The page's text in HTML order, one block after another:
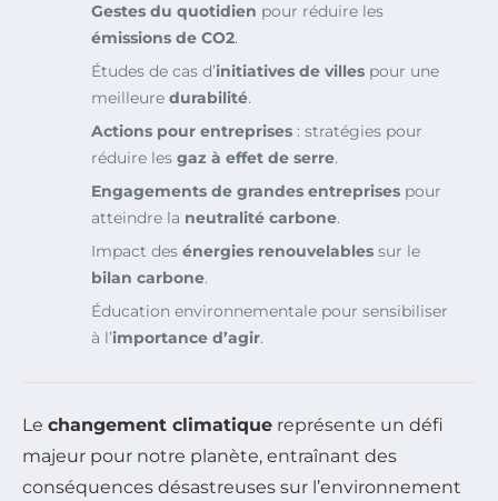
Gestes du quotidien pour réduire les
émissions de CO2.
Études de cas d’initiatives de villes pour une
meilleure durabilité.
Actions pour entreprises : stratégies pour
réduire les gaz à effet de serre.
Engagements de grandes entreprises pour
atteindre la neutralité carbone.
Impact des énergies renouvelables sur le
bilan carbone.
Éducation environnementale pour sensibiliser
à l’importance d’agir.
Le changement climatique représente un défi
majeur pour notre planète, entraînant des
conséquences désastreuses sur l’environnement